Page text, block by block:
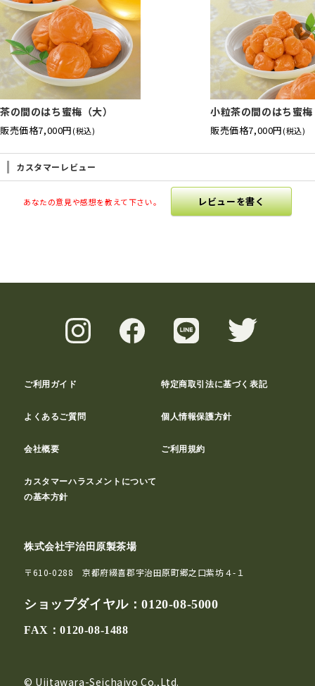
茶の間のはち蜜梅（大）
販売価格7,000円(税込)
小粒茶の間のはち蜜
販売価格7,000円(税込)
カスタマーレビュー
あなたの意見や感想を教えて下さい。 レビューを書く
ご利用ガイド 特定商取引法に基づく表記
よくあるご質問 個人情報保護方針
会社概要 ご利用規約
カスタマーハラスメントについて
の基本方針
株式会社宇治田原製茶場
〒610-0288 京都府綴喜郡宇治田原町郷之口紫坊４-１
ショップダイヤル：0120-08-5000
FAX：0120-08-1488
© Ujitawara-Seichajyo Co.,Ltd.